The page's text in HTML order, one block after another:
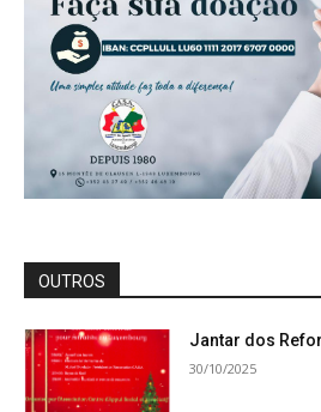
OUTROS
Jantar dos
30/10/2025